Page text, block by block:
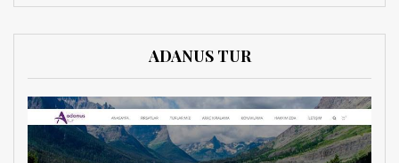
ADANUS TUR